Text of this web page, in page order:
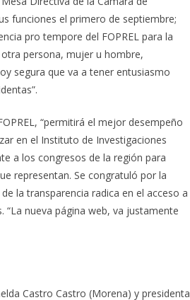
funciones el primero de septiembre;
pro tempore del FOPREL para la
persona, mujer u hombre,
segura que va a tener entusiasmo
“permitirá el mejor desempeño
en el Instituto de Investigaciones
a los congresos de la región para
representan. Se congratuló por la
la transparencia radica en el acceso a
nueva página web, va justamente
Castro Castro (Morena) y presidenta